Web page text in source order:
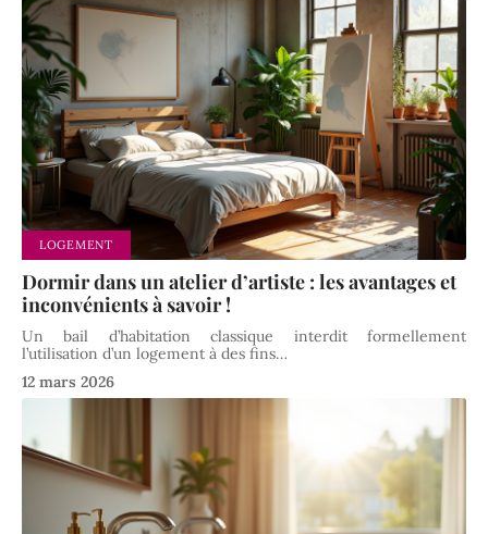
LOGEMENT
Dormir dans un atelier d’artiste : les avantages et
inconvénients à savoir !
Un bail d’habitation classique interdit formellement
l’utilisation d’un logement à des fins…
12 mars 2026